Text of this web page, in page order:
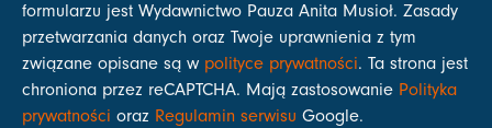
formularzu jest Wydawnictwo Pauza Anita Musioł. Zasady
przetwarzania danych oraz Twoje uprawnienia z tym
związane opisane są w polityce prywatności. Ta strona jest
chroniona przez reCAPTCHA. Mają zastosowanie Polityka
prywatności oraz Regulamin serwisu Google.